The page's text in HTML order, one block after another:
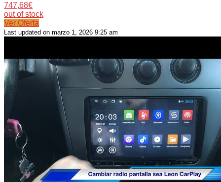
747,68€
out of stock
Ver Oferta
Last updated on marzo 1, 2026 9:25 am